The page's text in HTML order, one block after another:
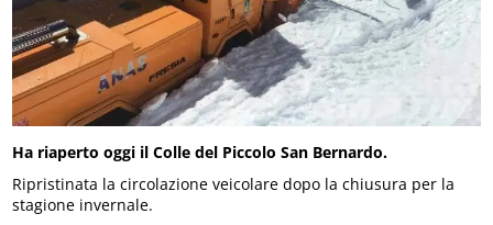
Ha riaperto oggi il Colle del Piccolo San Bernardo.
Ripristinata la circolazione veicolare dopo la chiusura per la
stagione invernale.